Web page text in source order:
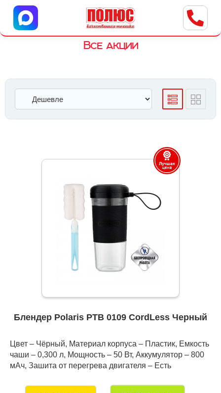
Центр бытовой техники
г. Ульяновск, ул. Пушкарева, 8a
Все акции
Блендер Polaris PTB 0109 CordLess Черный
Цвет – Чёрный, Материал корпуса – Пластик, Емкость
чаши – 0,300 л, Мощность – 50 Вт, Аккумулятор – 800
мАч, Зашита от перегрева двигателя – Есть